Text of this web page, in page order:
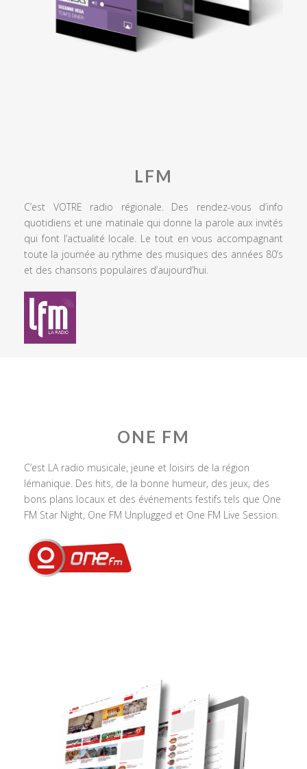
LFM
C’est VOTRE radio régionale. Des rendez-vous d’info
quotidiens et une matinale qui donne la parole aux invités
qui font l’actualité locale. Le tout en vous accompagnant
toute la journée au rythme des musiques des années 80’s
et des chansons populaires d’aujourd’hui.
ONE FM
C’est LA radio musicale, jeune et loisirs de la région
lémanique. Des hits, de la bonne humeur, des jeux, des
bons plans locaux et des événements festifs tels que One
FM Star Night, One FM Unplugged et One FM Live Session.